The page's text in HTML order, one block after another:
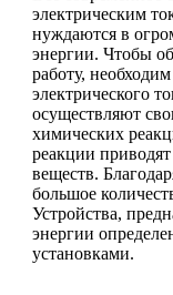
электрическим
нуждаются в
энергии. Чтобы
работу,
электрического
осуществляют
химических
реакции
веществ.
большое
Устройства,
энергии
установками.